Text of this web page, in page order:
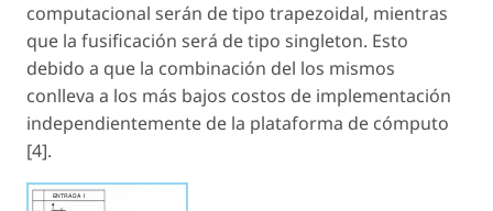
computacional serán de tipo trapezoidal, mientras
que la fusificación será de tipo singleton. Esto
debido a que la combinación del los mismos
conlleva a los más bajos costos de implementación
independientemente de la plataforma de cómputo
[4].